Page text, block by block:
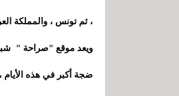
، ثم تونس ، والمملكة
ويعد موقع "صراحة "
ضجة أكبر في هذه